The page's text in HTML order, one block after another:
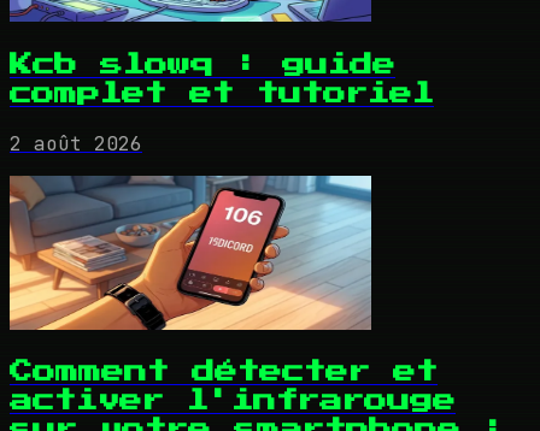
Kcb slowq : guide
complet et tutoriel
2 août 2026
Comment détecter et
activer l'infrarouge